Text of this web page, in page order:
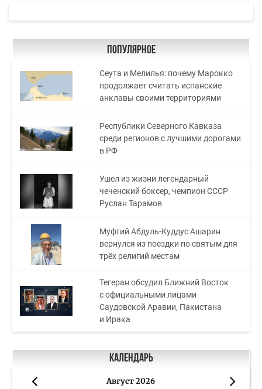
Популярное
Сеута и Мелилья: почему Марокко
продолжает считать испанские
анклавы своими территориями
Республики Северного Кавказа
среди регионов с лучшими дорогами
в РФ
Ушел из жизни легендарный
чеченский боксер, чемпион СССР
Руслан Тарамов
Муфтий Абдуль-Куддус Ашарин
вернулся из поездки по святым для
трёх религий местам
Тегеран обсудил Ближний Восток
с официальными лицами
Саудовской Аравии, Пакистана
и Ирака
Календарь
Август 2026